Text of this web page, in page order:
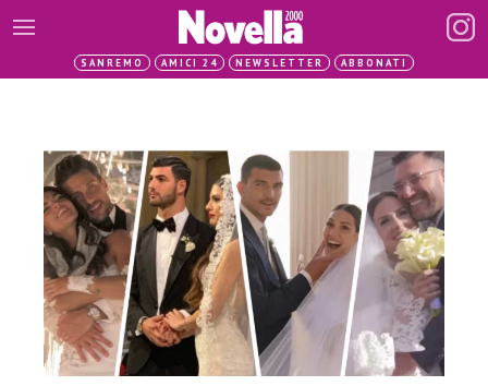
SANREMO AMICI 24 NEWSLETTER ABBONATI